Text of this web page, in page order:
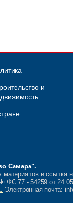
и
Самара".
материалов и ссылка
ФС 77 - 54259 от
Электронная почта: